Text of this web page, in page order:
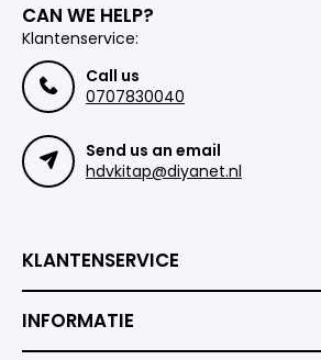
CAN WE HELP?
Klantenservice:
Call us
0707830040
Send us an email
hdvkitap@diyanet.nl
KLANTENSERVICE
INFORMATIE